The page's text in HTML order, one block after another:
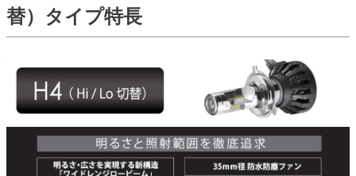
替）タイプ特長